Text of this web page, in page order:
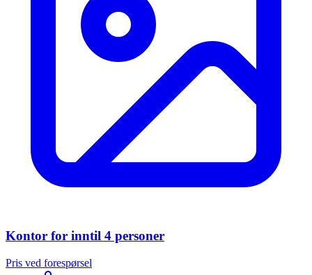
Kontor for inntil 4 personer
Pris ved forespørsel